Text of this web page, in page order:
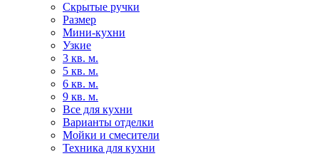
Скрытые ручки
Размер
Мини-кухни
Узкие
3 кв. м.
5 кв. м.
6 кв. м.
9 кв. м.
Все для кухни
Варианты отделки
Мойки и смесители
Техника для кухни